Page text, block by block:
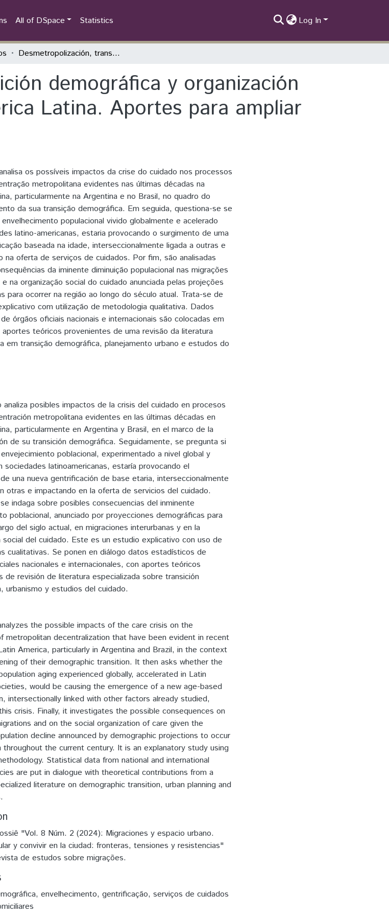
All of DSpace Statistics Log In
Desmetropolización, transición demográfica y organización social del cuidado en América Latina. Aportes para ampliar agendas de investigación
demográfica y organización
Latina. Aportes para ampliar
os possíveis impactos da crise do cuidado nos processos
metropolitana evidentes nas últimas décadas na
particularmente na Argentina e no Brasil, no quadro do
da sua transição demográfica. Em seguida, questiona-se se
populacional vivido globalmente e acelerado
latino-americanas, estaria provocando o surgimento de uma
baseada na idade, interseccionalmente ligada a outras e
na oferta de serviços de cuidados. Por fim, são analisadas
da iminente diminuição populacional nas migrações
na organização social do cuidado anunciada pelas projeções
para ocorrer na região ao longo do século atual. Trata-se de
com utilização de metodologia qualitativa. Dados
órgãos oficiais nacionais e internacionais são colocadas em
teóricos provenientes de uma revisão da literatura
em transição demográfica, planejamento urbano e estudos do
analiza posibles impactos de la crisis del cuidado en procesos
metropolitana evidentes en las últimas décadas en
particularmente en Argentina y Brasil, en el marco de la
de su transición demográfica. Seguidamente, se pregunta si
poblacional, experimentado a nivel global y
sociedades latinoamericanas, estaría provocando el
una nueva gentrificación de base etaria, interseccionalmente
otras e impactando en la oferta de servicios del cuidado.
indaga sobre posibles consecuencias del inminente
poblacional, anunciado por proyecciones demográficas para
del siglo actual, en migraciones interurbanas y en la
social del cuidado. Este es un estudio explicativo con uso de
cualitativas. Se ponen en diálogo datos estadísticos de
nacionales e internacionales, con aportes teóricos
de revisión de literatura especializada sobre transición
urbanismo y estudios del cuidado.
the possible impacts of the care crisis on the
metropolitan decentralization that have been evident in recent
America, particularly in Argentina and Brazil, in the context
of their demographic transition. It then asks whether the
aging experienced globally, accelerated in Latin
would be causing the emergence of a new age-based
intersectionally linked with other factors already studied,
crisis. Finally, it investigates the possible consequences on
and on the social organization of care given the
decline announced by demographic projections to occur
throughout the current century. It is an explanatory study using
Statistical data from national and international
are put in dialogue with theoretical contributions from a
literature on demographic transition, urban planning and
"Vol. 8 Núm. 2 (2024): Migraciones y espacio urbano.
y convivir en la ciudad: fronteras, tensiones y resistencias"
de estudos sobre migrações.
, envelhecimento, gentrificação, serviços de cuidados